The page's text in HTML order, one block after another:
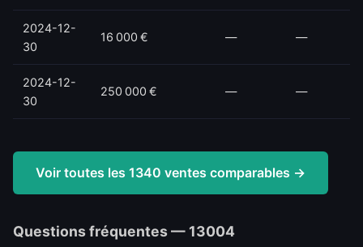
2024-12-
30
16 000 € — —
2024-12-
30
250 000 € — —
Voir toutes les 1340 ventes comparables →
Questions fréquentes — 13004